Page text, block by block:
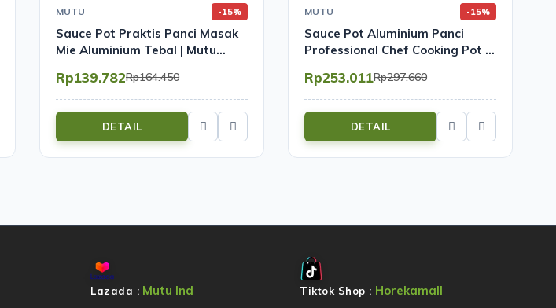
MUTU -15%
Sauce Pot Praktis Panci Masak
Mie Aluminium Tebal | Mutu
Rp139.782Rp164.450
DETAIL
MUTU -15%
Sauce Pot Aluminium Panci
Professional Chef Cooking Pot |
Rp253.011Rp297.660
DETAIL
Lazada : Mutu Ind Tiktok Shop : Horekamall